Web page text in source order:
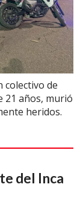
colectivo de
21 años, murió
heridos.
del Inca